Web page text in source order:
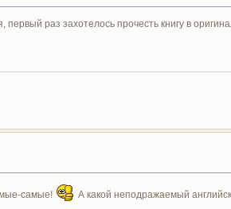
раз захотелось прочесть книгу в
самые!
А какой неподражаемый